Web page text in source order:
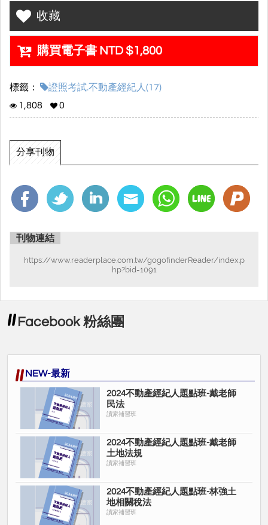
•課程觀看期限：本次課程適用以課程開通日期起至113年11月30日
截止
•課程內容特色：
▸全明星陣容，超優質鐵三角師資搭配國文大師
角。
為目標
更多優惠歡迎私訊讀家Facebook粉絲專頁或讀家Line@小編
收藏
購買電子書 NTD $1,800
標籤：
證照考試.不動產經紀人(17)
1,808
0
分享刊物
刊物連結
https://www.readerplace.com.tw/gogofinderReader/index.p
hp?bid=1091
Facebook 粉絲團
NEW-最新
2024不動產經紀人題點班-戴老師
民法
讀家補習班
2024不動產經紀人題點班-戴老師
土地法規
讀家補習班
2024不動產經紀人題點班-林強土
地相關稅法
讀家補習班